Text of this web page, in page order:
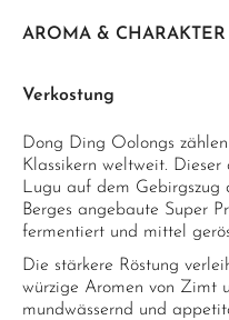
AROMA & CHARAKTER
Verkostung
Dong Ding Oolongs
Klassikern weltweit.
Lugu auf dem Gebirgszug
Berges angebaute Super
fermentiert und mittel
Die stärkere Röstung
würzige Aromen von Zimt
mundwässernd und